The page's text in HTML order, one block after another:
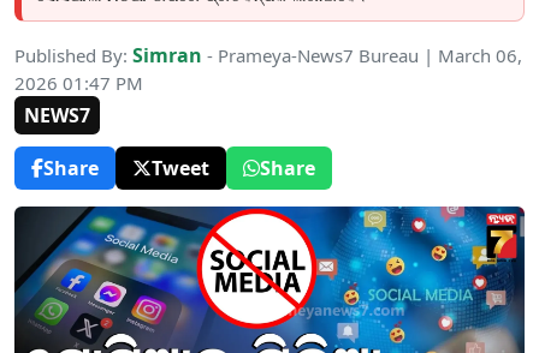
Published By: Simran - Prameya-News7 Bureau | March 06,
2026 01:47 PM
NEWS7
Share
Tweet Share